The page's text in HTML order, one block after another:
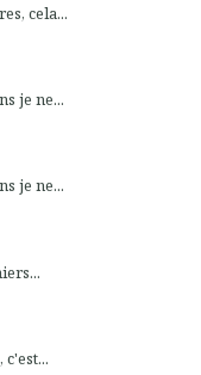
cela...
je ne...
je ne...